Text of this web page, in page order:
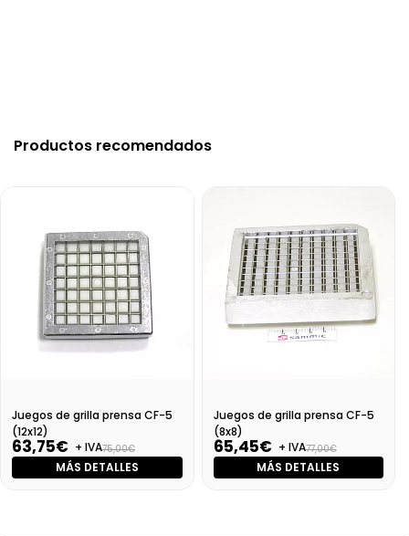
Productos recomendados
Juegos de grilla prensa CF-5
(12x12)
63,75€ + IVA75,00€
MÁS DETALLES
Juegos de grilla prensa CF-5
(8x8)
65,45€ + IVA77,00€
MÁS DETALLES